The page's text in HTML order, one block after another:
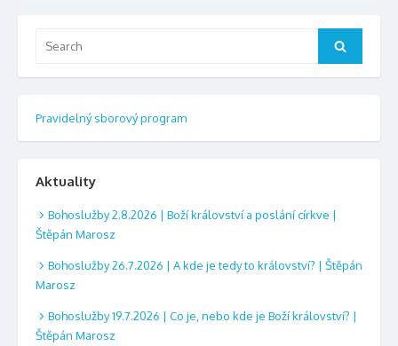
Search
Pravidelný sborový program
Aktuality
Bohoslužby 2.8.2026 | Boží království a poslání církve |
Štěpán Marosz
Bohoslužby 26.7.2026 | A kde je tedy to království? | Štěpán
Marosz
Bohoslužby 19.7.2026 | Co je, nebo kde je Boží království? |
Štěpán Marosz